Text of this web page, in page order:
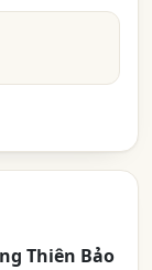
Thiên Bảo